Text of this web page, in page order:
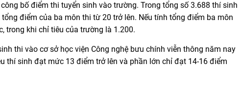
bố điểm thi tuyển sinh vào trường. Trong tổng số 3.688 thí sinh
điểm của ba môn thi từ 20 trở lên. Nếu tính tổng điểm ba môn
trong khi chỉ tiêu của trường là 1.200.
thi vào cơ sở học viện Công nghệ bưu chính viễn thông năm nay
thí sinh đạt mức 13 điểm trở lên và phần lớn chỉ đạt 14-16 điểm